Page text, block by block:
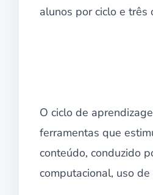
alunos por ciclo e três
O ciclo de
ferramentas que
conteúdo, conduzido
computacional, uso